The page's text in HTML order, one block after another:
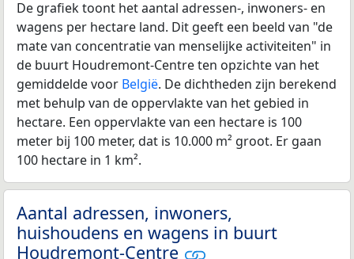
De grafiek toont het aantal adressen-, inwoners- en
wagens per hectare land. Dit geeft een beeld van "de
mate van concentratie van menselijke activiteiten" in
de buurt Houdremont-Centre ten opzichte van het
gemiddelde voor België. De dichtheden zijn berekend
met behulp van de oppervlakte van het gebied in
hectare. Een oppervlakte van een hectare is 100
meter bij 100 meter, dat is 10.000 m² groot. Er gaan
100 hectare in 1 km².
Aantal adressen, inwoners,
huishoudens en wagens in buurt
Houdremont-Centre